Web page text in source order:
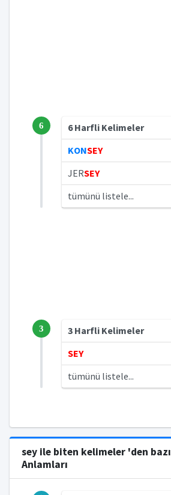
6
6 Harfli Kelimeler
KONSEY
JERSEY
tümünü listele...
3
3 Harfli Kelimeler
SEY
tümünü listele...
sey ile biten kelimeler 'den
Anlamları